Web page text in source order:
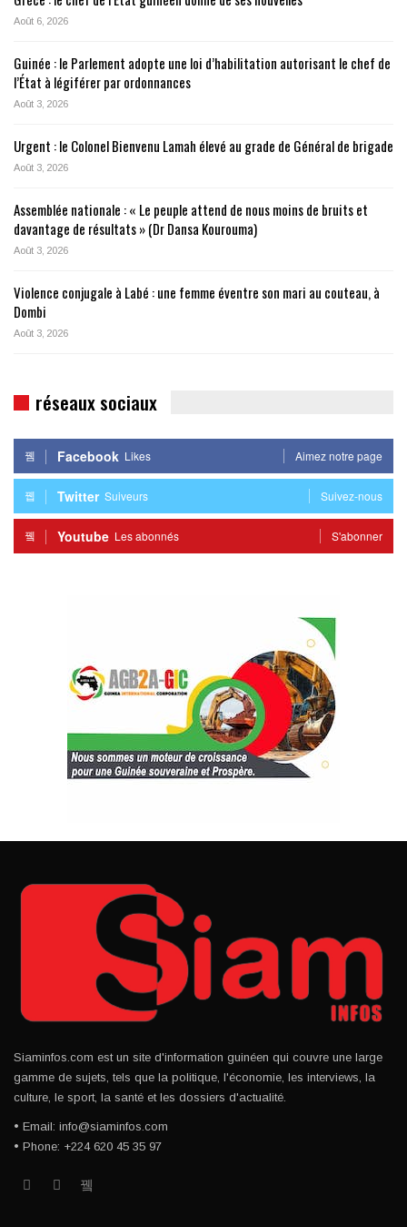
Août 6, 2026
Guinée : le Parlement adopte une loi d’habilitation autorisant le chef de
l’État à légiférer par ordonnances
Août 3, 2026
Urgent : le Colonel Bienvenu Lamah élevé au grade de Général de brigade
Août 3, 2026
Assemblée nationale : « Le peuple attend de nous moins de bruits et
davantage de résultats » (Dr Dansa Kourouma)
Août 3, 2026
Violence conjugale à Labé : une femme éventre son mari au couteau, à
Dombi
Août 3, 2026
réseaux sociaux
Facebook Likes Aimez notre page
Twitter Suiveurs Suivez-nous
Youtube Les abonnés S'abonner
Siaminfos.com est un site d'information guinéen qui couvre une large
gamme de sujets, tels que la politique, l'économie, les interviews, la
culture, le sport, la santé et les dossiers d'actualité.
• Email: info@siaminfos.com
• Phone: +224 620 45 35 97